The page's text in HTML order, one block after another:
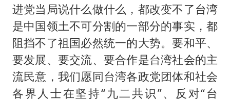
进党当局说什么做什么，都改变不了台湾
是中国领土不可分割的一部分的事实，都
阻挡不了祖国必然统一的大势。要和平、
要发展、要交流、要合作是台湾社会的主
流民意，我们愿同台湾各政党团体和社会
各界人士在坚持“九二共识”、反对“台